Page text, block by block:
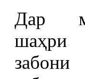
Дар
шаҳри